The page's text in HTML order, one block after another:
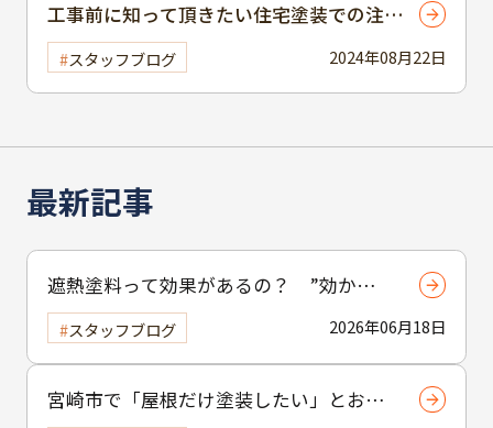
最新記事
遮熱塗料って効果があるの？ ”効かな
い”と言われる理由と正しい使い方 2026年06月18日
スタッフブログ
宮崎市で「屋根だけ塗装したい」とお考
2024年08月22日
工事前に知って頂きたい住宅塗装での注意
点
スタッフブログ